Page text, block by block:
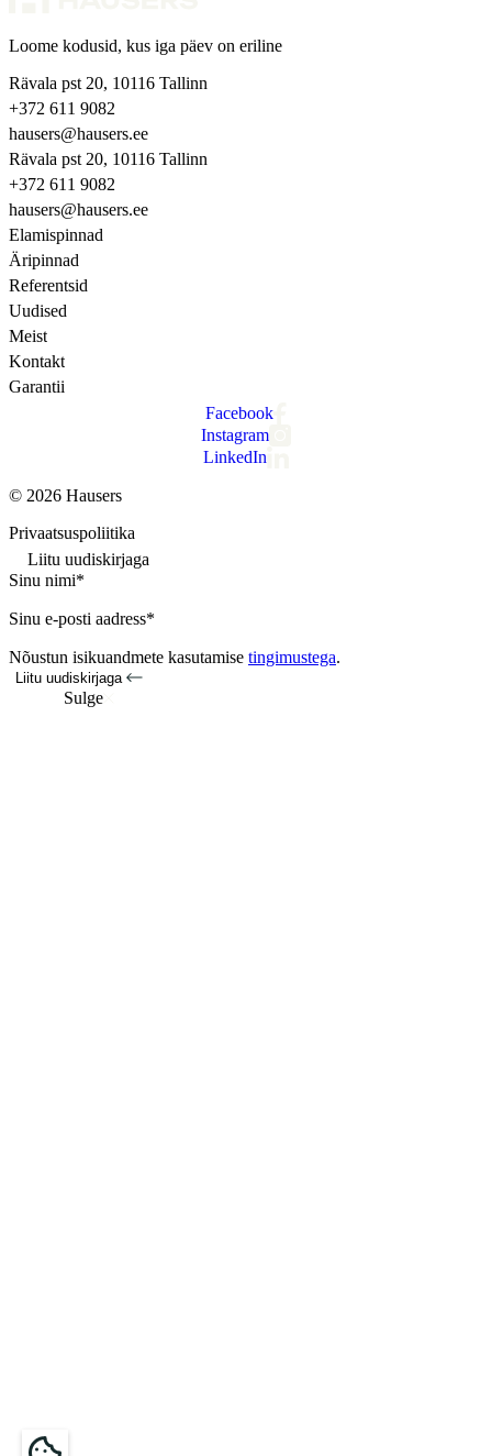
Loome kodusid, kus iga päev on eriline
Rävala pst 20, 10116 Tallinn
+372 611 9082
hausers@hausers.ee
Rävala pst 20, 10116 Tallinn
+372 611 9082
hausers@hausers.ee
Elamispinnad
Äripinnad
Referentsid
Uudised
Meist
Kontakt
Garantii
Facebook
Instagram
LinkedIn
© 2026 Hausers
Privaatsuspoliitika
Liitu uudiskirjaga
Sinu nimi*
Sinu e-posti aadress*
Nõustun isikuandmete kasutamise tingimustega.
Liitu uudiskirjaga
Sulge